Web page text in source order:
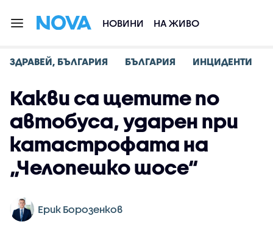
НОВИНИ НА ЖИВО
ЗДРАВЕЙ, БЪЛГАРИЯ БЪЛГАРИЯ ИНЦИДЕНТИ
Какви са щетите по
автобуса, ударен при
катастрофата на
„Челопешко шосе“
Ерик Борозенков